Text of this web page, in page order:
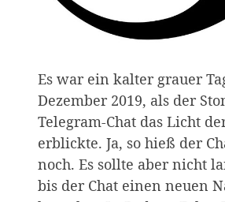
Es war ein kalter grauer
Dezember 2019, als der
Telegram-Chat das Licht
erblickte. Ja, so hieß der
noch. Es sollte aber nicht
bis der Chat einen neuen